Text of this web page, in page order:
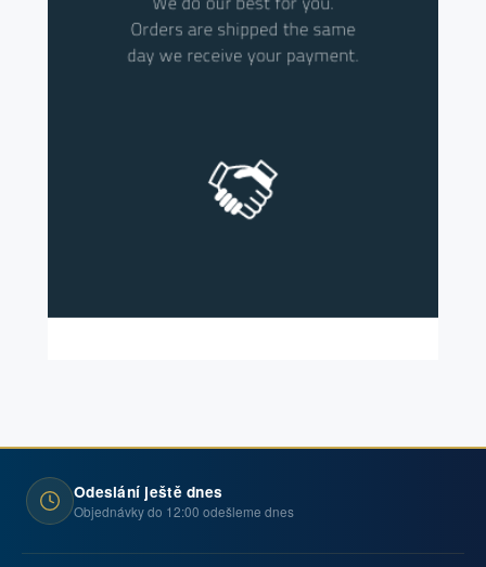
Odeslání ještě dnes
Objednávky do 12:00 odešleme dnes